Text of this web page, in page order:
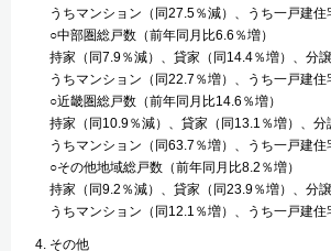
うちマンション（同27.5％減）、うち一戸建住
○中部圏総戸数（前年同月比6.6％増）
持家（同7.9％減）、貸家（同14.4％増）、分
うちマンション（同22.7％増）、うち一戸建住
○近畿圏総戸数（前年同月比14.6％増）
持家（同10.9％減）、貸家（同13.1％増）、分
うちマンション（同63.7％増）、うち一戸建住
○その他地域総戸数（前年同月比8.2％増）
持家（同9.2％減）、貸家（同23.9％増）、分
うちマンション（同12.1％増）、うち一戸建住
その他